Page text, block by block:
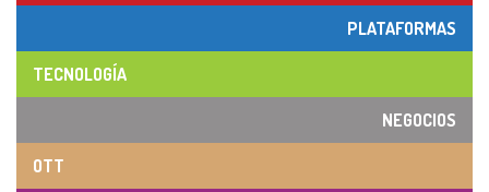
PLATAFORMAS
TECNOLOGÍA
NEGOCIOS
OTT